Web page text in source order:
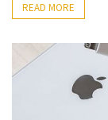
READ MORE